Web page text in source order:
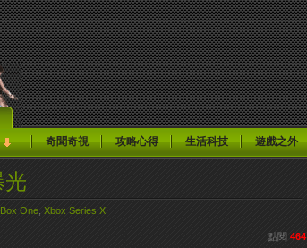
奇聞奇視 攻略心得 生活科技 遊戲之外
光
One Xbox Series X
點閱 464